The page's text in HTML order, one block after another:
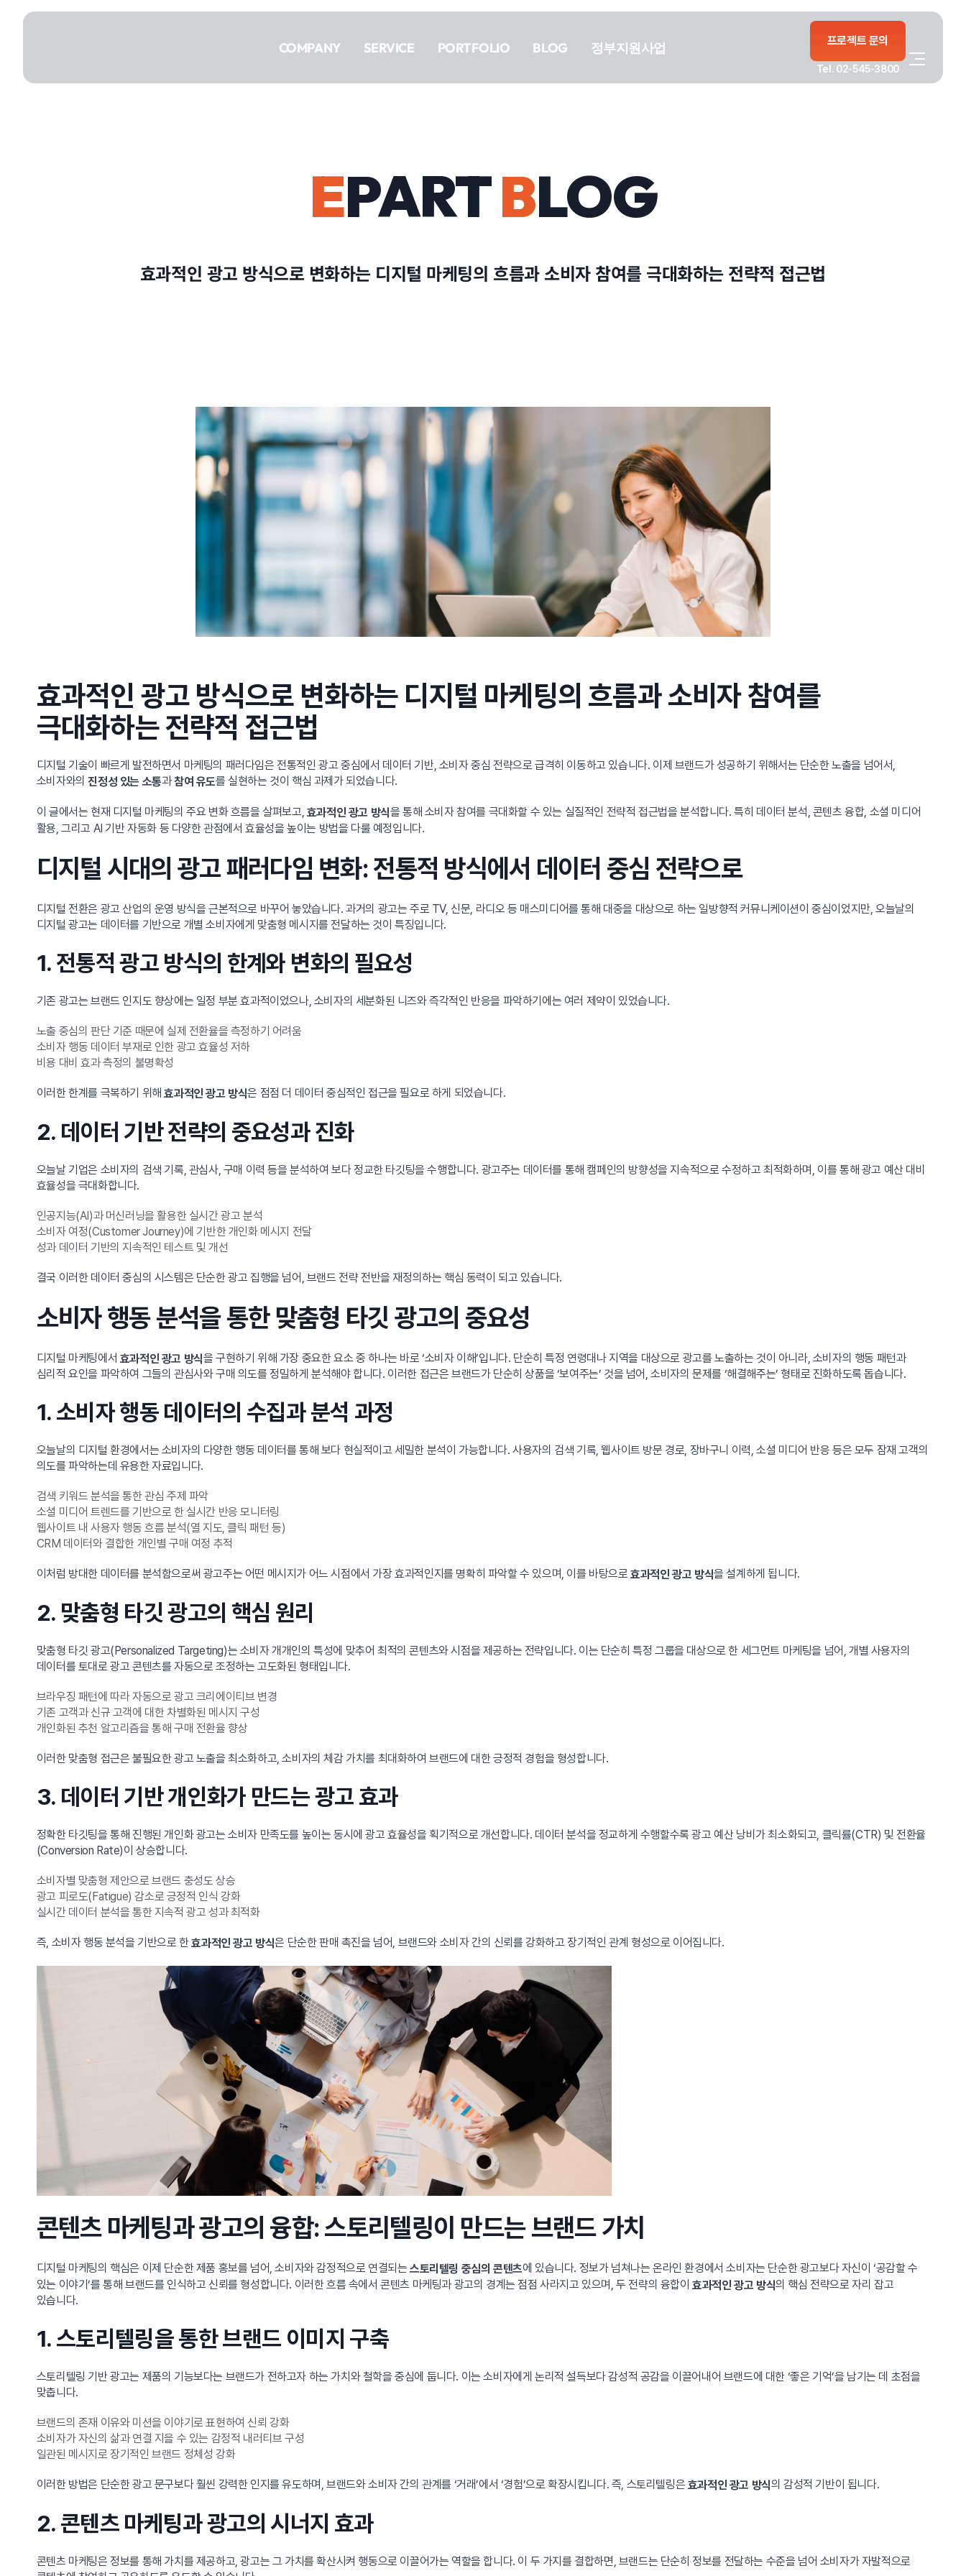
건너뛰기
COMPANY SERVICE PORTFOLIO BLOG 정부지원사업 프로젝트 문의
Tel. 02-545-3800
PORTFOLIO
정부지원사업
EPARTBLOG
효과적인 광고 방식으로 변화하는 디지털 마케팅의 흐름과 소비자 참여를 극대화하는 전략적 접근법
효과적인 광고 방식으로 변화하는 디지털 마케팅의 흐름과 소비자 참여를
극대화하는 전략적 접근법
디지털 기술이 빠르게 발전하면서 마케팅의 패러다임은 전통적인 광고 중심에서 데이터 기반, 소비자 중심 전략으로 급격히 이동하고 있습니다. 이제 브랜드가 성공하기 위해서는 단순한 노출을 넘어서,
소비자와의진정성 있는 소통과참여 유도를 실현하는 것이 핵심 과제가 되었습니다.
이 글에서는 현재 디지털 마케팅의 주요 변화 흐름을 살펴보고, 효과적인 광고 방식을 통해 소비자 참여를 극대화할 수 있는 실질적인 전략적 접근법을 분석합니다. 특히 데이터 분석, 콘텐츠 융합, 소셜 미디어
활용, 그리고 AI 기반 자동화 등 다양한 관점에서 효율성을 높이는 방법을 다룰 예정입니다.
디지털 시대의 광고 패러다임 변화: 전통적 방식에서 데이터 중심 전략으로
디지털 전환은 광고 산업의 운영 방식을 근본적으로 바꾸어 놓았습니다. 과거의 광고는 주로 TV, 신문, 라디오 등 매스미디어를 통해 대중을 대상으로 하는 일방향적 커뮤니케이션이 중심이었지만, 오늘날의
디지털 광고는 데이터를 기반으로 개별 소비자에게 맞춤형 메시지를 전달하는 것이 특징입니다.
1. 전통적 광고 방식의 한계와 변화의 필요성
기존 광고는 브랜드 인지도 향상에는 일정 부분 효과적이었으나, 소비자의 세분화된 니즈와 즉각적인 반응을 파악하기에는 여러 제약이 있었습니다.
노출 중심의 판단 기준 때문에 실제 전환율을 측정하기 어려움
소비자 행동 데이터 부재로 인한 광고 효율성 저하
비용 대비 효과 측정의 불명확성
이러한 한계를 극복하기 위해효과적인 광고 방식은 점점 더 데이터 중심적인 접근을 필요로 하게 되었습니다.
2. 데이터 기반 전략의 중요성과 진화
오늘날 기업은 소비자의 검색 기록, 관심사, 구매 이력 등을 분석하여 보다 정교한 타깃팅을 수행합니다. 광고주는 데이터를 통해 캠페인의 방향성을 지속적으로 수정하고 최적화하며, 이를 통해 광고 예산 대비
효율성을 극대화합니다.
인공지능(AI)과 머신러닝을 활용한 실시간 광고 분석
소비자 여정(Customer Journey)에 기반한 개인화 메시지 전달
성과 데이터 기반의 지속적인 테스트 및 개선
결국 이러한 데이터 중심의 시스템은 단순한 광고 집행을 넘어, 브랜드 전략 전반을 재정의하는 핵심 동력이 되고 있습니다.
소비자 행동 분석을 통한 맞춤형 타깃 광고의 중요성
디지털 마케팅에서 효과적인 광고 방식을 구현하기 위해 가장 중요한 요소 중 하나는 바로 ‘소비자 이해’입니다. 단순히 특정 연령대나 지역을 대상으로 광고를 노출하는 것이 아니라, 소비자의 행동 패턴과
심리적 요인을 파악하여 그들의 관심사와 구매 의도를 정밀하게 분석해야 합니다. 이러한 접근은 브랜드가 단순히 상품을 ‘보여주는’ 것을 넘어, 소비자의 문제를 ‘해결해주는’ 형태로 진화하도록 돕습니다.
1. 소비자 행동 데이터의 수집과 분석 과정
오늘날의 디지털 환경에서는 소비자의 다양한 행동 데이터를 통해 보다 현실적이고 세밀한 분석이 가능합니다. 사용자의 검색 기록, 웹사이트 방문 경로, 장바구니 이력, 소셜 미디어 반응 등은 모두 잠재 고객의
의도를 파악하는데 유용한 자료입니다.
검색 키워드 분석을 통한 관심 주제 파악
소셜 미디어 트렌드를 기반으로 한 실시간 반응 모니터링
웹사이트 내 사용자 행동 흐름 분석(열 지도, 클릭 패턴 등)
CRM 데이터와 결합한 개인별 구매 여정 추적
이처럼 방대한 데이터를 분석함으로써 광고주는 어떤 메시지가 어느 시점에서 가장 효과적인지를 명확히 파악할 수 있으며, 이를 바탕으로효과적인 광고 방식을 설계하게 됩니다.
2. 맞춤형 타깃 광고의 핵심 원리
맞춤형 타깃 광고(Personalized Targeting)는 소비자 개개인의 특성에 맞추어 최적의 콘텐츠와 시점을 제공하는 전략입니다. 이는 단순히 특정 그룹을 대상으로 한 세그먼트 마케팅을 넘어, 개별 사용자의
데이터를 토대로 광고 콘텐츠를 자동으로 조정하는 고도화된 형태입니다.
브라우징 패턴에 따라 자동으로 광고 크리에이티브 변경
기존 고객과 신규 고객에 대한 차별화된 메시지 구성
개인화된 추천 알고리즘을 통해 구매 전환율 향상
이러한 맞춤형 접근은 불필요한 광고 노출을 최소화하고, 소비자의 체감 가치를 최대화하여 브랜드에 대한 긍정적 경험을 형성합니다.
3. 데이터 기반 개인화가 만드는 광고 효과
정확한 타깃팅을 통해 진행된 개인화 광고는 소비자 만족도를 높이는 동시에 광고 효율성을 획기적으로 개선합니다. 데이터 분석을 정교하게 수행할수록 광고 예산 낭비가 최소화되고, 클릭률(CTR) 및 전환율
(Conversion Rate)이 상승합니다.
소비자별 맞춤형 제안으로 브랜드 충성도 상승
광고 피로도(Fatigue) 감소로 긍정적 인식 강화
실시간 데이터 분석을 통한 지속적 광고 성과 최적화
즉, 소비자 행동 분석을 기반으로 한효과적인 광고 방식은 단순한 판매 촉진을 넘어, 브랜드와 소비자 간의 신뢰를 강화하고 장기적인 관계 형성으로 이어집니다.
콘텐츠 마케팅과 광고의 융합: 스토리텔링이 만드는 브랜드 가치
디지털 마케팅의 핵심은 이제 단순한 제품 홍보를 넘어, 소비자와 감정적으로 연결되는 스토리텔링 중심의 콘텐츠에 있습니다. 정보가 넘쳐나는 온라인 환경에서 소비자는 단순한 광고보다 자신이 ‘공감할 수
있는 이야기’를 통해 브랜드를 인식하고 신뢰를 형성합니다. 이러한 흐름 속에서 콘텐츠 마케팅과 광고의 경계는 점점 사라지고 있으며, 두 전략의 융합이효과적인 광고 방식의 핵심 전략으로 자리 잡고
있습니다.
1. 스토리텔링을 통한 브랜드 이미지 구축
스토리텔링 기반 광고는 제품의 기능보다는 브랜드가 전하고자 하는 가치와 철학을 중심에 둡니다. 이는 소비자에게 논리적 설득보다 감성적 공감을 이끌어내어 브랜드에 대한 ‘좋은 기억’을 남기는 데 초점을
맞춥니다.
브랜드의 존재 이유와 미션을 이야기로 표현하여 신뢰 강화
소비자가 자신의 삶과 연결 지을 수 있는 감정적 내러티브 구성
일관된 메시지로 장기적인 브랜드 정체성 강화
이러한 방법은 단순한 광고 문구보다 훨씬 강력한 인지를 유도하며, 브랜드와 소비자 간의 관계를 ‘거래’에서 ‘경험’으로 확장시킵니다. 즉, 스토리텔링은 효과적인 광고 방식의 감성적 기반이 됩니다.
2. 콘텐츠 마케팅과 광고의 시너지 효과
콘텐츠 마케팅은 정보를 통해 가치를 제공하고, 광고는 그 가치를 확산시켜 행동으로 이끌어가는 역할을 합니다. 이 두 가지를 결합하면, 브랜드는 단순히 정보를 전달하는 수준을 넘어 소비자가 자발적으로